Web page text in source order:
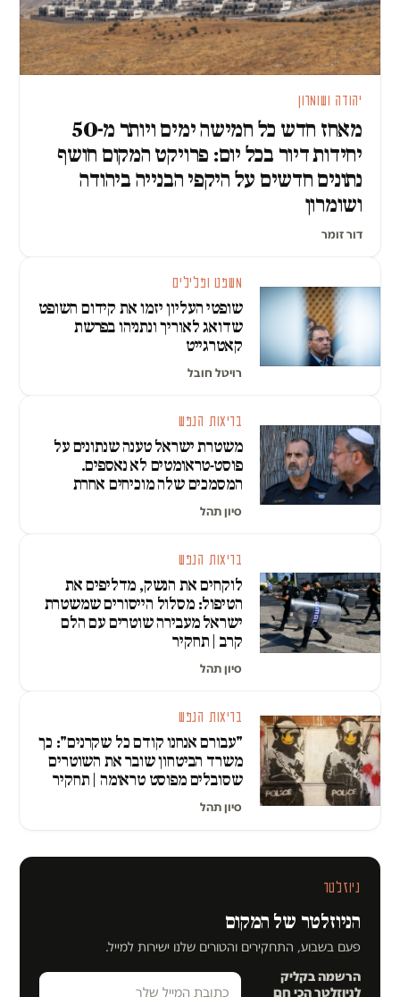
יהודה ושומרון
מאחז חדש כל חמישה ימים ויותר מ-50
יחידות דיור בכל יום: פרויקט המקום חושף
נתונים חדשים על היקפי הבנייה ביהודה
ושומרון
דור זומר
משפט ופלילים
שופטי העליון יזמו את קידום השופט
שדואג לאוריך ונתניהו בפרשת
קאטרגייט
רויטל חובל
בריאות הנפש
משטרת ישראל טענה שנתונים על
פוסט-טראומטים לא נאספים.
המסמכים שלה מוכיחים אחרת
סיון תהל
בריאות הנפש
לוקחים את הנשק, מדליפים את
הטיפול: מסלול הייסורים שמשטרת
ישראל מעבירה שוטרים עם הלם
קרב | תחקיר
סיון תהל
בריאות הנפש
"עבורם אנחנו קודם כל שקרנים": כך
משרד הביטחון שובר את השוטרים
שסובלים מפוסט טראומה | תחקיר
סיון תהל
ניוזלטר
הניוזלטר של המקום
פעם בשבוע, התחקירים והטורים שלנו ישירות למייל.
הרשמה בקליק
לניוזלטר הכי חם